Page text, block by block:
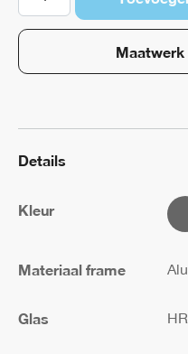
Lichtstraat
vlak
aantal
Maatwerk
Details
Kleur
Materiaal frame
Glas